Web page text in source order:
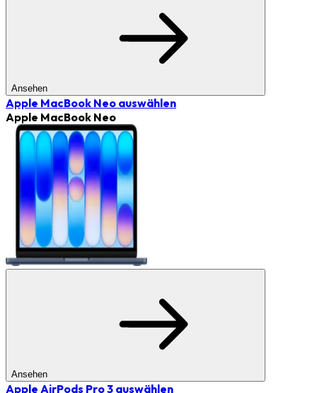
Ansehen
Apple MacBook Neo auswählen
Apple MacBook Neo
Ansehen
Apple AirPods Pro 3 auswählen